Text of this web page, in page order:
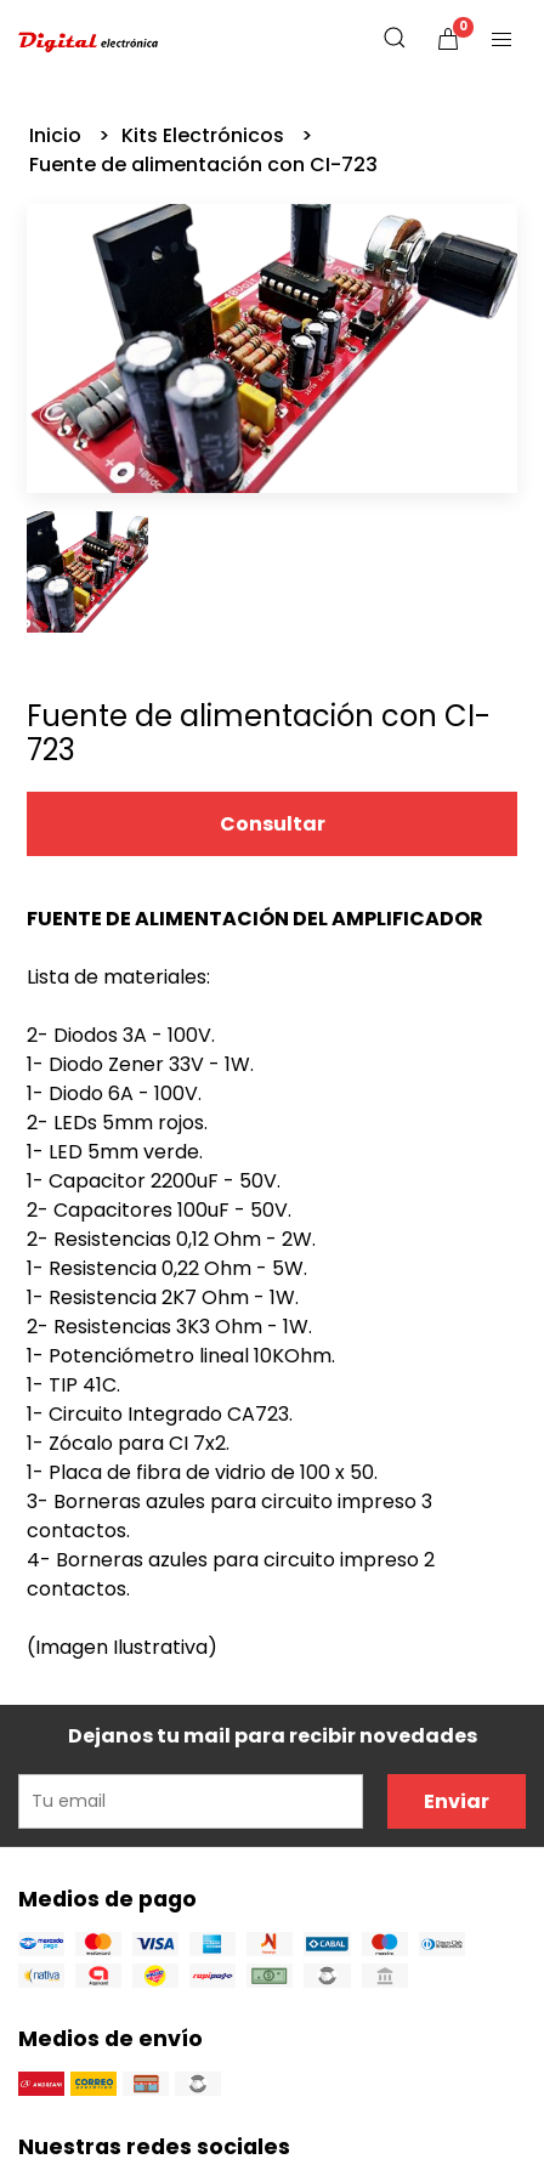
0
Inicio
Kits Electrónicos
Fuente de alimentación con CI-723
Fuente de alimentación con CI-
723
Consultar
FUENTE DE ALIMENTACIÓN DEL AMPLIFICADOR
Lista de materiales:
2- Diodos 3A - 100V.
1- Diodo Zener 33V - 1W.
1- Diodo 6A - 100V.
2- LEDs 5mm rojos.
1- LED 5mm verde.
1- Capacitor 2200uF - 50V.
2- Capacitores 100uF - 50V.
2- Resistencias 0,12 Ohm - 2W.
1- Resistencia 0,22 Ohm - 5W.
1- Resistencia 2K7 Ohm - 1W.
2- Resistencias 3K3 Ohm - 1W.
1- Potenciómetro lineal 10KOhm.
1- TIP 41C.
1- Circuito Integrado CA723.
1- Zócalo para CI 7x2.
1- Placa de fibra de vidrio de 100 x 50.
3- Borneras azules para circuito impreso 3
contactos.
4- Borneras azules para circuito impreso 2
contactos.
(Imagen Ilustrativa)
Dejanos tu mail para recibir novedades
Enviar
Medios de pago
Medios de envío
Nuestras redes sociales